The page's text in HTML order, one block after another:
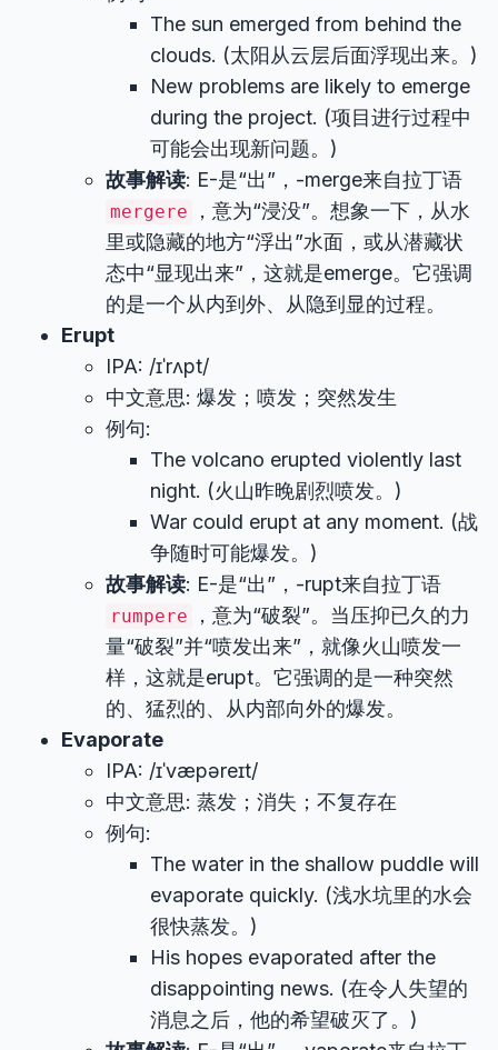
The sun emerged from behind the
clouds. (太阳从云层后面浮现出来。)
New problems are likely to emerge
during the project. (项目进行过程中
可能会出现新问题。)
故事解读: E-是“出”，-merge来自拉丁语
mergere
，意为“浸没”。想象一下，从水
里或隐藏的地方“浮出”水面，或从潜藏状
态中“显现出来”，这就是emerge。它强调
的是一个从内到外、从隐到显的过程。
Erupt
IPA: /ɪˈrʌpt/
中文意思: 爆发；喷发；突然发生
例句:
The volcano erupted violently last
night. (火山昨晚剧烈喷发。)
War could erupt at any moment. (战
争随时可能爆发。)
故事解读: E-是“出”，-rupt来自拉丁语
rumpere
，意为“破裂”。当压抑已久的力
量“破裂”并“喷发出来”，就像火山喷发一
样，这就是erupt。它强调的是一种突然
的、猛烈的、从内部向外的爆发。
Evaporate
IPA: /ɪˈvæpəreɪt/
中文意思: 蒸发；消失；不复存在
例句:
The water in the shallow puddle will
evaporate quickly. (浅水坑里的水会
很快蒸发。)
His hopes evaporated after the
disappointing news. (在令人失望的
消息之后，他的希望破灭了。)